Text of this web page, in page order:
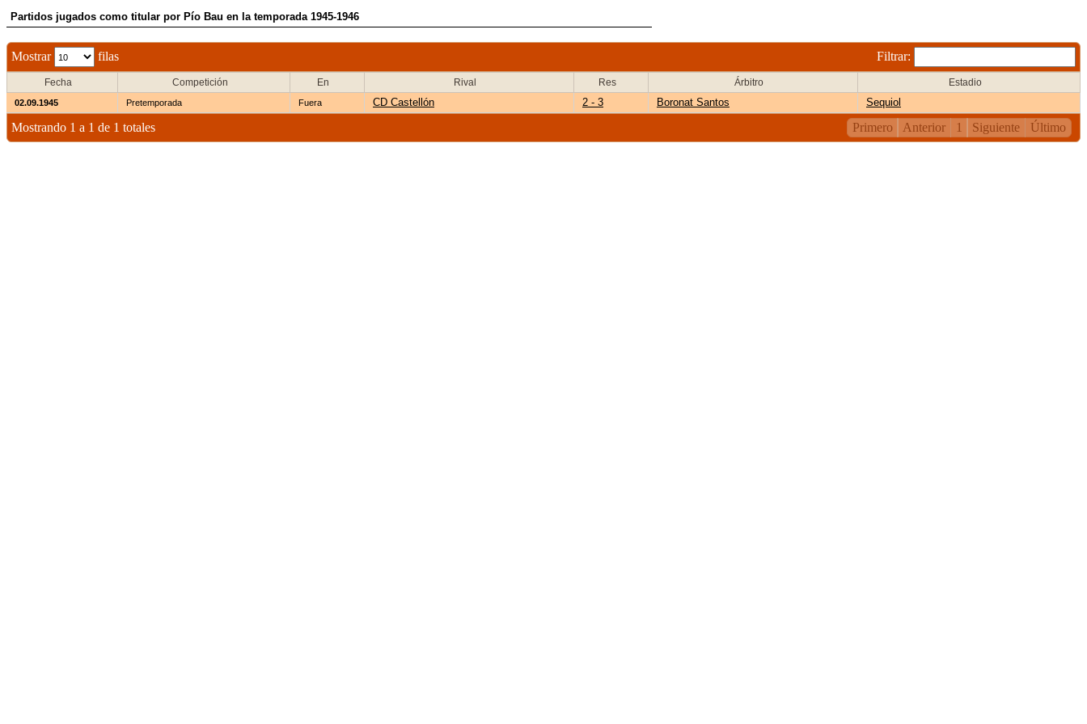
Partidos jugados como titular por Pío Bau en la temporada 1945-1946
Mostrar filas Filtrar:
Fecha Competición En Rival Res Árbitro Estadio
02.09.1945 Pretemporada Fuera CD Castellón 2 - 3 Boronat Santos Sequiol
Mostrando 1 a 1 de 1 totales Primero Anterior 1 Siguiente Último